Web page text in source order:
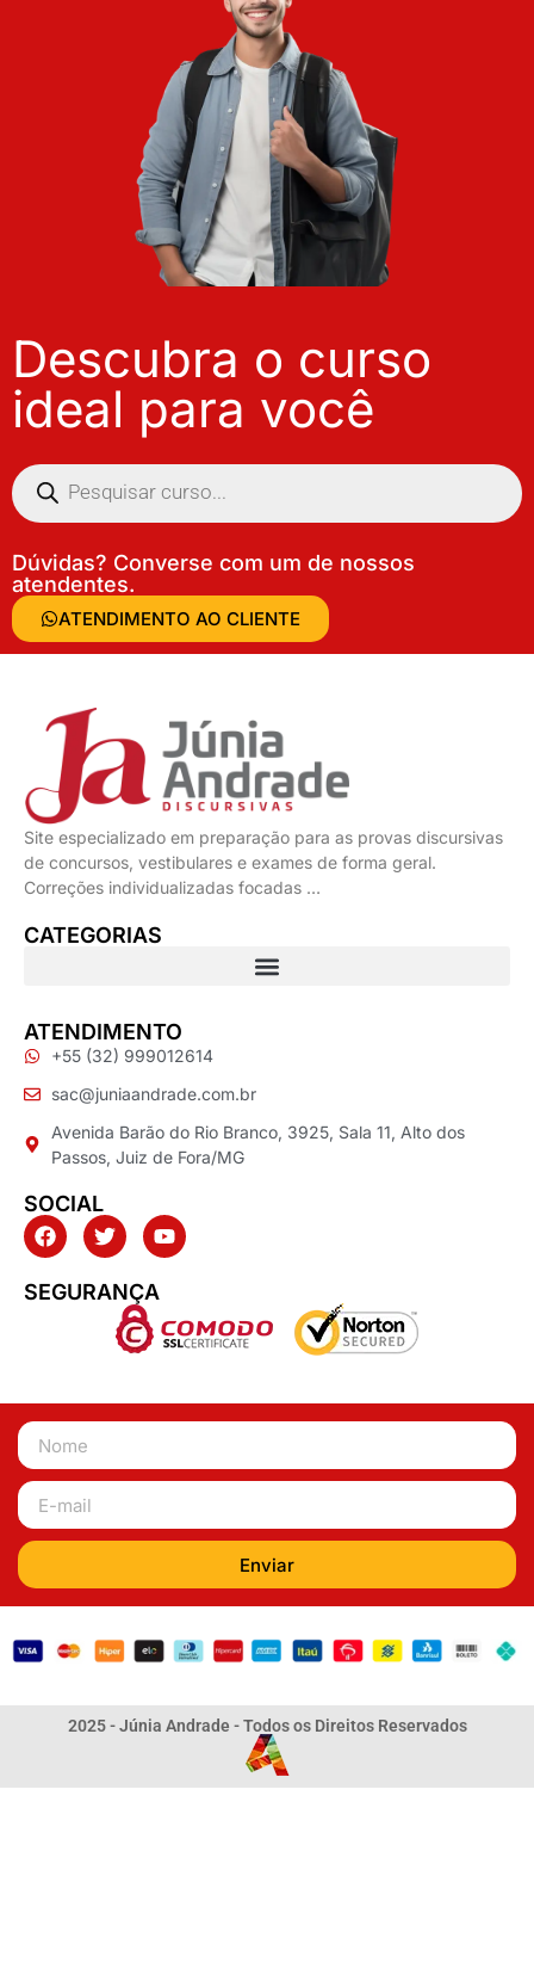
Descubra o curso
ideal para você
Dúvidas? Converse com um de nossos
atendentes.
ATENDIMENTO AO CLIENTE
Site especializado em preparação para as provas discursivas
de concursos, vestibulares e exames de forma geral.
Correções individualizadas focadas …
CATEGORIAS
ATENDIMENTO
+55 (32) 999012614
sac@juniaandrade.com.br
Avenida Barão do Rio Branco, 3925, Sala 11, Alto dos
Passos, Juiz de Fora/MG
SOCIAL
SEGURANÇA
Enviar
2025 - Júnia Andrade - Todos os Direitos Reservados